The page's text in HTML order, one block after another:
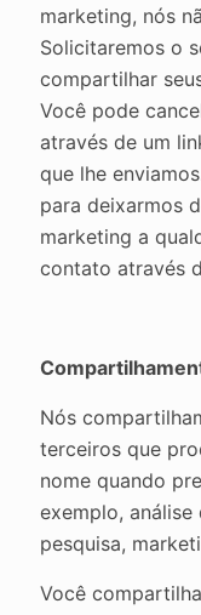
marketing, nós
Solicitaremos o
compartilhar
Você pode
através de um
que lhe
para deixarmos
marketing a
contato através
Nós
terceiros que
nome quando
exemplo, análise
pesquisa,
Você